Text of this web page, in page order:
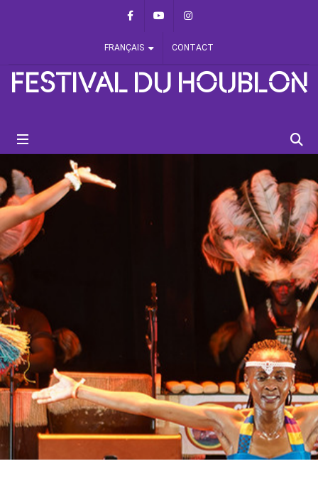
FacebookYoutube
FRANÇAIS CONTACT
FESTIVAL DU HOUBLON
Panneau de gestion des cookies